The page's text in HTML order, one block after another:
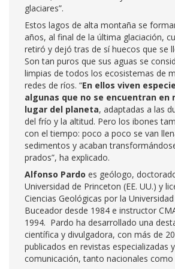
glaciares”.
Estos lagos de alta montaña se
años, al final de la última glaciación,
retiró y dejó tras de sí huecos que se
Son tan puros que sus aguas se
limpias de todos los ecosistemas de
redes de ríos. “En ellos viven
algunas que no se encuentran en
lugar del planeta, adaptadas a las
del frío y la altitud. Pero los ibones
con el tiempo: poco a poco se van
sedimentos y acaban
prados”, ha explicado.
Alfonso Pardo es geólogo,
Universidad de Princeton (EE. UU.) y
Ciencias Geológicas por la
Buceador desde 1984 e instructor
1994. Pardo ha desarrollado una
científica y divulgadora, con más de
publicados en revistas especializadas
comunicación, tanto nacionales como